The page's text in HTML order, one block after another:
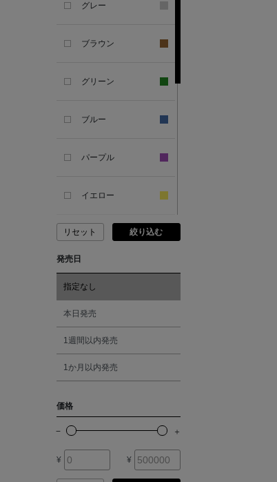
SANDAL
ANDERSONS
ANTIPAST
ANYA HINDMARCH
ARCS LONDON
ARIANNA
ASAUCE MELER
グレー
ブラウン
グリーン
ブルー
パープル
イエロー
ピンク
レッド
オレンジ
シルバー
リセット 絞り込む
発売日
指定なし
本日発売
1週間以内発売
1か月以内発売
価格
¥ ¥